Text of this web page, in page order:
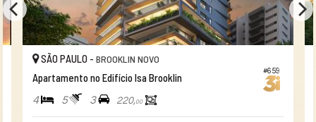
#659
SÃO PAULO - BROOKLIN NOVO
Apartamento no Edifício Isa Brooklin
4 5 3 220,00